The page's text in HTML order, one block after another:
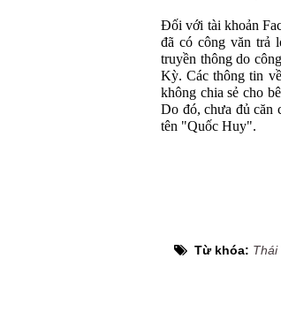
Đối với tài khoản
đã có công văn trả
truyền thông do
Kỳ. Các thông tin
không chia sẻ cho
Do đó, chưa đủ căn
tên "Quốc Huy".
Từ khóa: Thái